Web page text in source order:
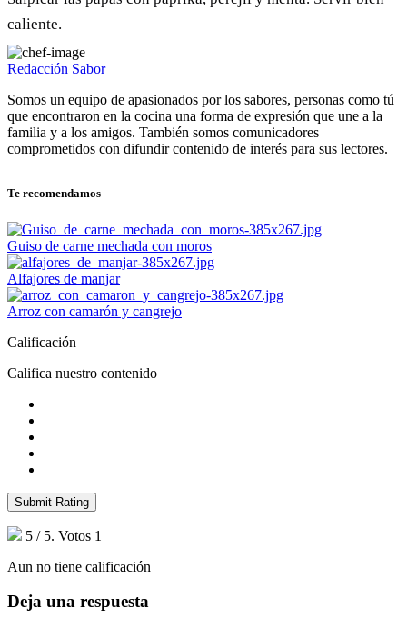
caliente.
Redacción Sabor
Somos un equipo de apasionados por los sabores, personas como tú
que encontraron en la cocina una forma de expresión que une a la
familia y a los amigos. También somos comunicadores
comprometidos con difundir contenido de interés para sus lectores.
Te recomendamos
Guiso de carne mechada con moros
Alfajores de manjar
Arroz con camarón y cangrejo
Calificación
Califica nuestro contenido
Submit Rating
5 / 5. Votos 1
Aun no tiene calificación
Deja una respuesta